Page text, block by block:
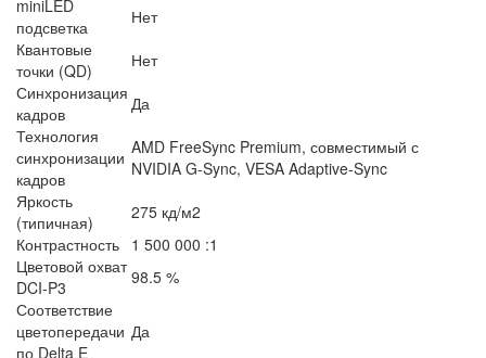
miniLED
подсветка
Нет
Квантовые
точки (QD)
Нет
Синхронизация
кадров
Да
Технология
синхронизации
кадров
AMD FreeSync Premium, совместимый с
NVIDIA G-Sync, VESA Adaptive-Sync
Яркость
(типичная)
275 кд/м2
Контрастность 1 500 000 :1
Цветовой охват
DCI-P3
98.5 %
Соответствие
цветопередачи
по Delta E
Да